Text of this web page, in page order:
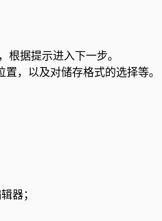
根据提示进入下一步｡
，以及对储存格式的选择等｡
器；